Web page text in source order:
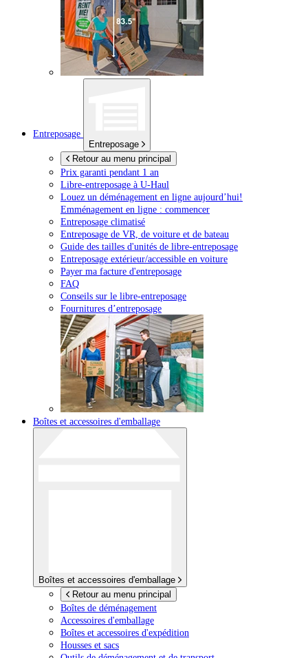
Entreposage
Entreposage
Retour au menu principal
Prix garanti pendant 1 an
Libre-entreposage à U-Haul
Louez un déménagement en ligne aujourd’hui!
Emménagement en ligne : commencer
Entreposage climatisé
Entreposage de VR, de voiture et de bateau
Guide des tailles d'unités de libre-entreposage
Entreposage extérieur/accessible en voiture
Payer ma facture d'entreposage
FAQ
Conseils sur le libre-entreposage
Fournitures d’entreposage
Boîtes et accessoires d'emballage
Boîtes et accessoires d'emballage
Retour au menu principal
Boîtes de déménagement
Accessoires d'emballage
Boîtes et accessoires d'expédition
Housses et sacs